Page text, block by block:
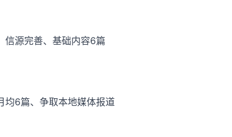
信源完善、基础内容6篇
均6篇、争取本地媒体报道